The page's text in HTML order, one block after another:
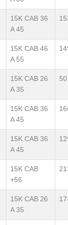
15K CAB 36
A 45
15K CAB 46
A 55
15K CAB 26
A 35
50
15K CAB 36
A 45
15K CAB 36
A 45
15K CAB
+56
15K CAB 26
A 35